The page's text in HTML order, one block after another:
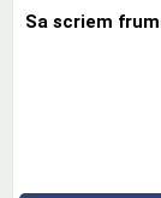
Sa scriem